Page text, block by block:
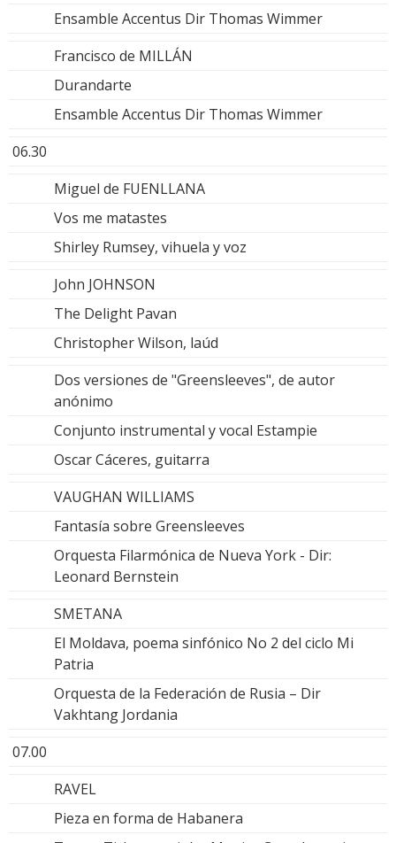
Ensamble Accentus Dir Thomas Wimmer
Francisco de MILLÁN
Durandarte
Ensamble Accentus Dir Thomas Wimmer
06.30
Miguel de FUENLLANA
Vos me matastes
Shirley Rumsey, vihuela y voz
John JOHNSON
The Delight Pavan
Christopher Wilson, laúd
Dos versiones de "Greensleeves", de autor
anónimo
Conjunto instrumental y vocal Estampie
Oscar Cáceres, guitarra
VAUGHAN WILLIAMS
Fantasía sobre Greensleeves
Orquesta Filarmónica de Nueva York - Dir:
Leonard Bernstein
SMETANA
El Moldava, poema sinfónico No 2 del ciclo Mi
Patria
Orquesta de la Federación de Rusia – Dir
Vakhtang Jordania
07.00
RAVEL
Pieza en forma de Habanera